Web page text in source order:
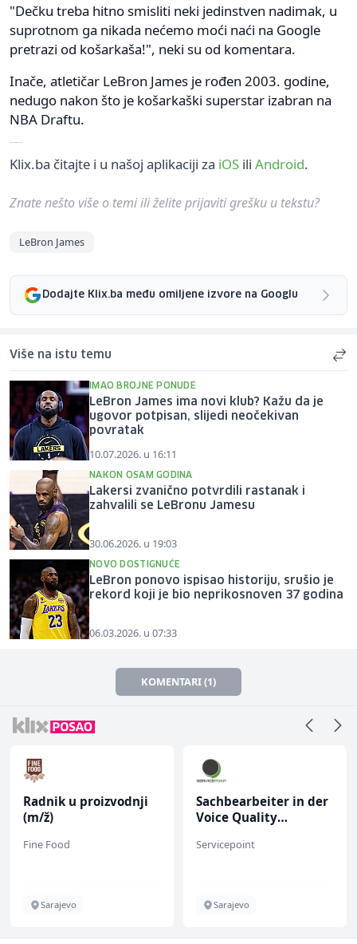
"Dečku treba hitno smisliti neki jedinstven nadimak, u
suprotnom ga nikada nećemo moći naći na Google
pretrazi od košarkaša!", neki su od komentara.
Inače, atletičar LeBron James je rođen 2003. godine,
nedugo nakon što je košarkaški superstar izabran na
NBA Draftu.
Klix.ba čitajte i u našoj aplikaciji za iOS ili Android.
Znate nešto više o temi ili želite prijaviti grešku u tekstu?
LeBron James
Dodajte Klix.ba među omiljene izvore na Googlu
Više na istu temu
IMAO BROJNE PONUDE
LeBron James ima novi klub? Kažu da je
ugovor potpisan, slijedi neočekivan
povratak
10.07.2026. u 16:11
NAKON OSAM GODINA
Lakersi zvanično potvrdili rastanak i
zahvalili se LeBronu Jamesu
30.06.2026. u 19:03
NOVO DOSTIGNUĆE
LeBron ponovo ispisao historiju, srušio je
rekord koji je bio neprikosnoven 37 godina
06.03.2026. u 07:33
KOMENTARI (1)
Radnik u proizvodnji
(m/ž)
Fine Food
Sarajevo
Sachbearbeiter in der
Voice Quality
Servicepoint
Sarajevo